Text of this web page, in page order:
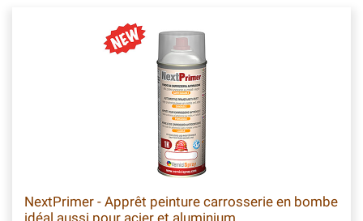
NextPrimer - Apprêt peinture carrosserie en bombe
idéal aussi pour acier et aluminium